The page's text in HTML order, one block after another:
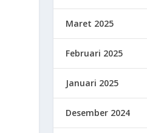
Maret 2025
Februari 2025
Januari 2025
Desember 2024